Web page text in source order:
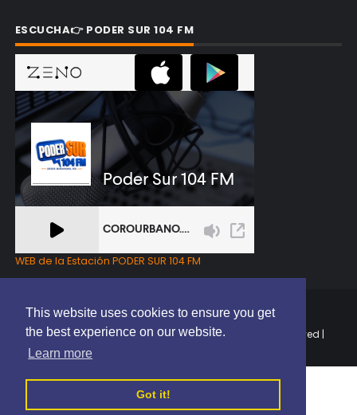
This website uses cookies to ensure you get
the best experience on our website.
Learn more
Got it!
ESCUCHA👉 PODER SUR 104 FM
WEB de la Estación PODER SUR 104 FM
Copyright © 2025 | EL PODER DEL SUR RD | All Rights Reserved |